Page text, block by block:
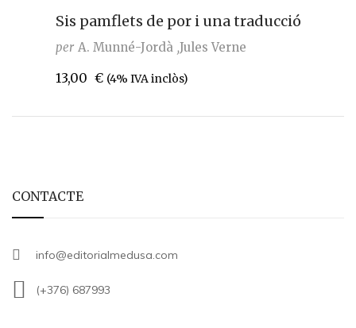
Sis pamflets de por i una traducció
per A. Munné-Jordà Jules Verne
13,00 € (4% IVA inclòs)
CONTACTE
info@editorialmedusa.com
(+376) 687993